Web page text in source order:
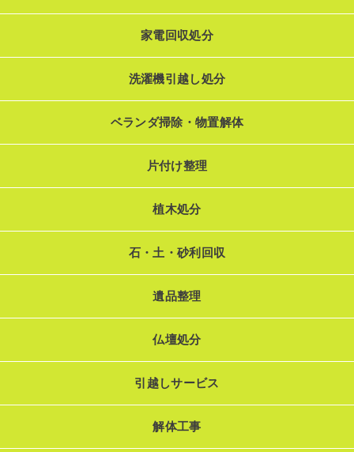
家電回収処分
洗濯機引越し処分
ベランダ掃除・物置解体
片付け整理
植木処分
石・土・砂利回収
遺品整理
仏壇処分
引越しサービス
解体工事